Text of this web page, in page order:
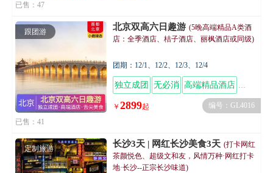
已售：47
跟团游 北京双高六日趣游 (5晚高端精品A类酒
店：全季酒店、桔子酒店、丽枫酒店或同级)
团期：12/1、12/2、12/3、12/4
独立成团 无必消 高端精品酒店 舌尖美
￥ 2899起
编号：GL4016
已售：41
定制旅游 长沙3天 | 网红长沙美食3天 (打卡网红
茶颜悦色、超级文和友，风情万种·网红打卡
地·长沙--正宗长沙味道)